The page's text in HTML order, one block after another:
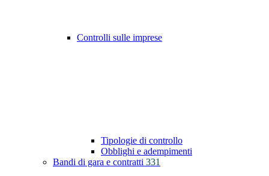
Controlli sulle imprese
Tipologie di controllo
Obblighi e adempimenti
Bandi di gara e contratti 331